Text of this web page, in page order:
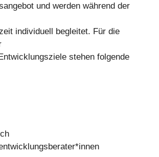
und werden während der
individuell begleitet. Für die
stehen folgende